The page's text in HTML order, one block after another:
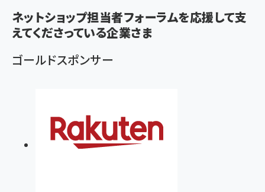
￥1,980
￥1,815
￥2,420
マーケティングの真実 P&G・グリコで学んだ失敗
スペシャルエディション[王道エンタメの矜持／
BTS]
￥1,100
anan(アンアン)2026/07/08号 No.2502[2026
ママ投資家が育休中に１億貯めた株式投資
￥1,870
￥2,200
￥2,750
￥3,190
フィードバック経営 「沈黙の組織」から「高め合う
ネットショップ担当者フォーラムを応援して支
えてくださっている企業さま
ゴールドスポンサー